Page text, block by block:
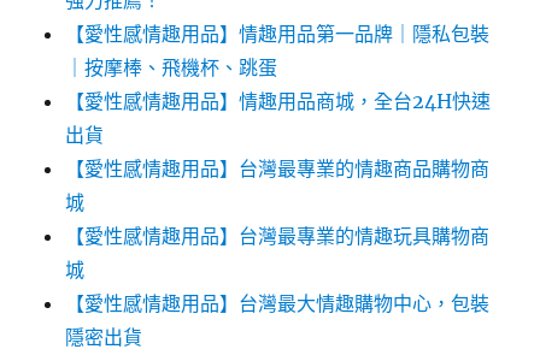
【愛性感情趣用品】情趣用品第一品牌｜隱私包裝
｜按摩棒、飛機杯、跳蛋
【愛性感情趣用品】情趣用品商城，全台24H快速
出貨
【愛性感情趣用品】台灣最專業的情趣商品購物商
城
【愛性感情趣用品】台灣最專業的情趣玩具購物商
城
【愛性感情趣用品】台灣最大情趣購物中心，包裝
隱密出貨